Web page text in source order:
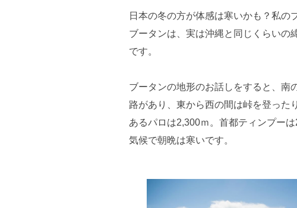
日本の冬の方が体感は寒いかも？私の
ブータンは、実は沖縄と同じくらいの
です。
ブータンの地形のお話しをすると、南
路があり、東から西の間は峠を登った
あるパロは2,300ｍ。首都ティンプー
気候で朝晩は寒いです。